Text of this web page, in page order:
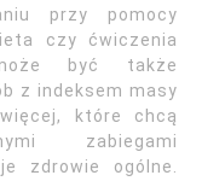
przy pomocy
czy ćwiczenia
być także
z indeksem masy
które chcą
zabiegami
zdrowie ogólne.